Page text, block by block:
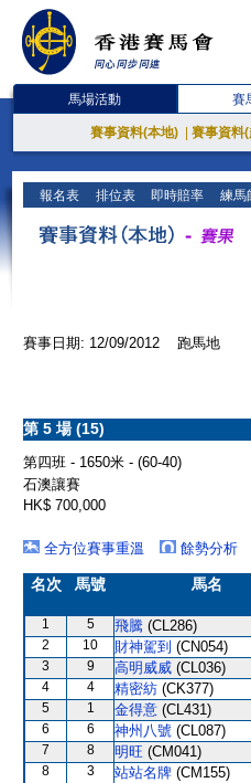
馬場活動 賽
賽事資料(本地) 賽事資料
報名表 排位表 即時賠率 練馬
賽事日期: 12/09/2012 跑馬地
第 5 場 (15)
第四班 - 1650米 - (60-40)
石澳讓賽
HK$ 700,000
全方位賽事重溫
餘勢分析
名次 馬號 馬名
1 5 飛騰 (CL286)
2
10 財神駕到 (CN054)
3
9 高明威威 (CL036)
4
4 精密紡 (CK377)
5
1 金得意 (CL431)
6
6 神州八號 (CL087)
7
8 明旺 (CM041)
8
3 站站名牌 (CM155)